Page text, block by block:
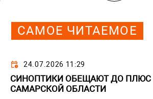
САМОЕ ЧИТАЕМОЕ
24.07.2026 11:29
СИНОПТИКИ ОБЕЩАЮТ ДО ПЛЮС
САМАРСКОЙ ОБЛАСТИ